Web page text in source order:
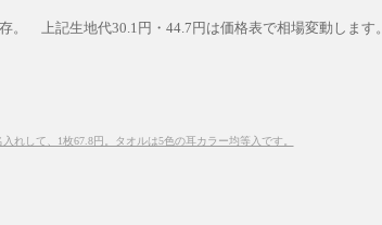
。 上記生地代30.1円・44.7円は価格表で相場変動します。
れして、1枚67.8円。タオルは5色の耳カラー均等入です。